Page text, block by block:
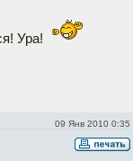
Ура!
09 Янв 2010 0:35